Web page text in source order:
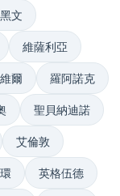
文
維薩利亞
爾 羅阿諾克
聖貝納迪諾
艾倫敦
英格伍德